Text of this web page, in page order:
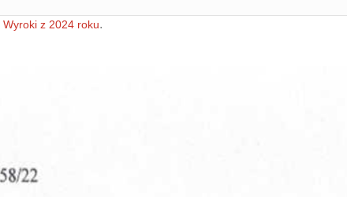
Wyroki z 2024 roku.